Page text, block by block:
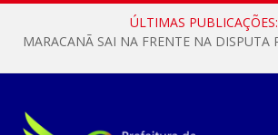
ÚLTIMAS PUBLICAÇÕES: